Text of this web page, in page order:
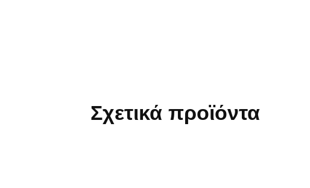
Σχετικά προϊόντα